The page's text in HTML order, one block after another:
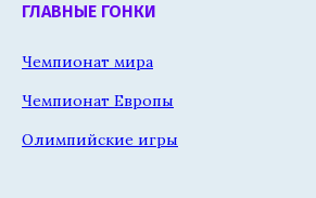
ГЛАВНЫЕ ГОНКИ
Чемпионат мира
Чемпионат Европы
Олимпийские игры